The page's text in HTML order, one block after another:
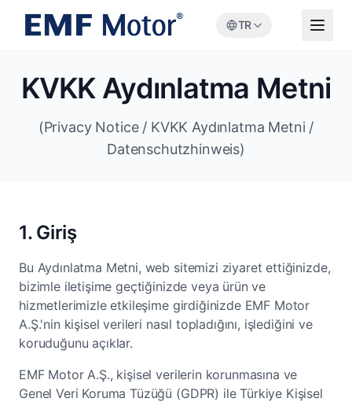
TR
KVKK Aydınlatma Metni
(Privacy Notice / KVKK Aydınlatma Metni /
Datenschutzhinweis)
1. Giriş
Bu Aydınlatma Metni, web sitemizi ziyaret ettiğinizde,
bizimle iletişime geçtiğinizde veya ürün ve
hizmetlerimizle etkileşime girdiğinizde EMF Motor
A.Ş.'nin kişisel verileri nasıl topladığını, işlediğini ve
koruduğunu açıklar.
EMF Motor A.Ş., kişisel verilerin korunmasına ve
Genel Veri Koruma Tüzüğü (GDPR) ile Türkiye Kişisel